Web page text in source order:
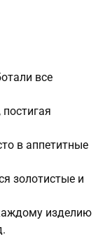
все
в аппетитные
золотистые и
изделию